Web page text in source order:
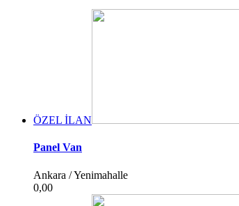
ÖZEL İLAN
Panel Van
Ankara / Yenimahalle
0,00